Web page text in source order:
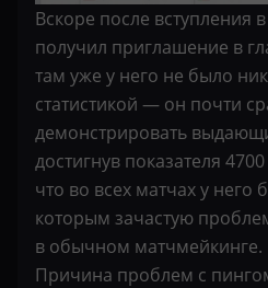
Вскоре после вступления
получил приглашение в
там уже у него не было
статистикой — он почти
демонстрировать
достигнув показателя
что во всех матчах у него
которым зачастую
в обычном матчмейкинге.
Причина проблем с